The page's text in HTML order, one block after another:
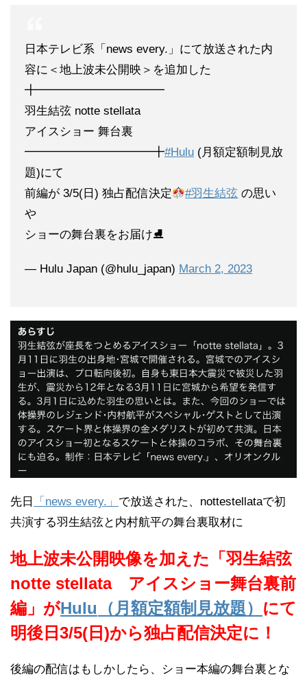
日本テレビ系「news every.」にて放送された内
容に＜地上波未公開映＞を追加した
╋━━━━━━━━━━━
羽生結弦 notte stellata
アイスショー 舞台裏
━━━━━━━━━━━╋#Hulu (月額定額制見放
題)にて
前編が 3/5(日) 独占配信決定
#羽生結弦 の思い
や
ショーの舞台裏をお届け⛸
— Hulu Japan (@hulu_japan) March 2, 2023
先日 「news every.」 で放送された、nottestellataで初
共演する羽生結弦と内村航平の舞台裏取材に
地上波未公開映像を加えた「羽生結弦
notte stellata アイスショー舞台裏前
編」がHulu （月額定額制見放題） にて
明後日3/5(日)から独占配信決定に！
後編の配信はもしかしたら、ショー本編の舞台裏とな